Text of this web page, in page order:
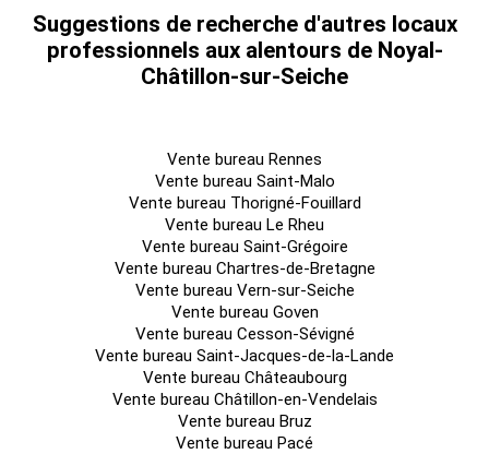
Climatisation réversible
Kitchenette
Charges annuelles : 1800 €
Montant de la taxe foncière : 3250 €
Honoraires à la charge de l'acquéreur : 7 % HT
Suggestions de recherche d'autres locaux
professionnels aux alentours de Noyal-
Châtillon-sur-Seiche
Vente bureau Rennes
Vente bureau Saint-Malo
Vente bureau Thorigné-Fouillard
Vente bureau Le Rheu
Vente bureau Saint-Grégoire
Vente bureau Chartres-de-Bretagne
Vente bureau Vern-sur-Seiche
Vente bureau Goven
Vente bureau Cesson-Sévigné
Vente bureau Saint-Jacques-de-la-Lande
Vente bureau Châteaubourg
Vente bureau Châtillon-en-Vendelais
Vente bureau Bruz
Vente bureau Pacé